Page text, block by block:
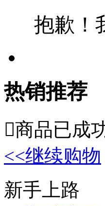
抱歉！
热销推荐
商品已成
<<继续购物
新手上路